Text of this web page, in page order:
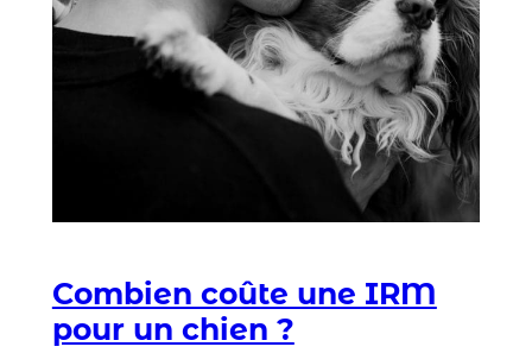
Combien coûte une IRM
pour un chien ?